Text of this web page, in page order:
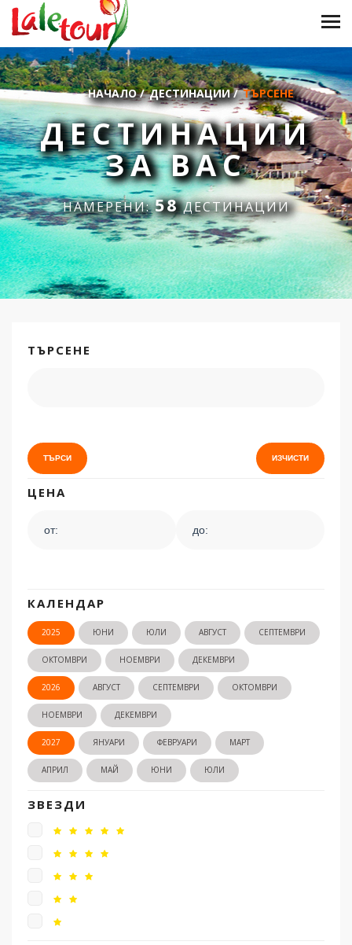
НАЧАЛО/ ДЕСТИНАЦИИ/ ТЪРСЕНЕ
ДЕСТИНАЦИИ
ЗА ВАС
НАМЕРЕНИ:58ДЕСТИНАЦИИ
ТЪРСЕНЕ
ЦЕНА
КАЛЕНДАР
2025 ЮНИ ЮЛИ АВГУСТ СЕПТЕМВРИ
ОКТОМВРИ НОЕМВРИ ДЕКЕМВРИ
2026 АВГУСТ СЕПТЕМВРИ ОКТОМВРИ
НОЕМВРИ ДЕКЕМВРИ
2027 ЯНУАРИ ФЕВРУАРИ МАРТ
АПРИЛ МАЙ ЮНИ ЮЛИ
ЗВЕЗДИ